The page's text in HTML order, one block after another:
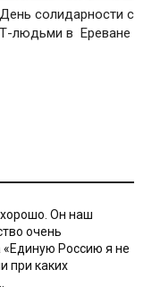
День солидарности с
людьми в Ереване
Он наш
очень
«Единую Россию я не
при каких